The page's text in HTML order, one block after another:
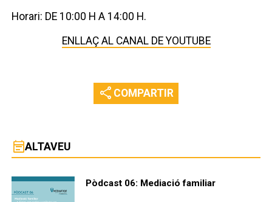
Horari: DE 10:00 H A 14:00 H.
ENLLAÇ AL CANAL DE YOUTUBE
share COMPARTIR
event_noteALTAVEU
Pòdcast 06: Mediació familiar